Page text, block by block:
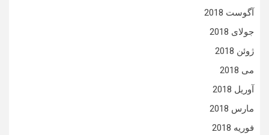
آگوست 2018
جولای 2018
ژوئن 2018
می 2018
آوریل 2018
مارس 2018
فوریه 2018